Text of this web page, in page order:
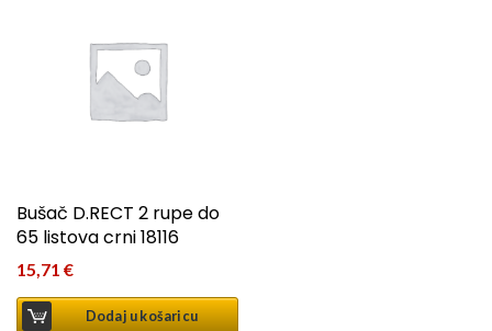
Bušač D.RECT 2 rupe do
65 listova crni 18116
15,71 €
Dodaj u košaricu